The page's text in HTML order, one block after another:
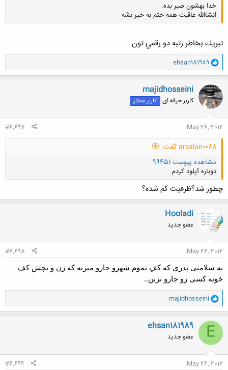
خدا بهشون صبر بده.
انشاالله عاقبت همه ختم به خیر بشه
کلیک کنید تا باز شود...
تبريك بخاطر رتبه دو رقمي تون
و
ا
ک
ن
ش
ه
ا
ehsan181989
majidhosseini
کاربر حرفه ای کاربر ممتاز
May 26, 2012
#6,697
arsalan0068 گفت:
مشاهده پیوست 99451
دوباره آپلود کردم
چطور شد؟ظرفیت کم شده؟
Hooladi
عضو جدید
May 26, 2012
#6,698
به سلامتی پدری که کفِ تموم شهرو جارو میزنه که زن و بچش کف
خونه کسی رو جارو نزنن..
و
ا
ک
ن
ش
ه
ا
majidhosseini
E
ehsan181989
عضو جدید
May 26, 2012
#6,699